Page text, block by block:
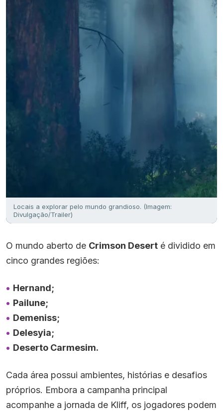
Locais a explorar pelo mundo grandioso. (Imagem:
Divulgação/Trailer)
O mundo aberto de Crimson Desert é dividido em
cinco grandes regiões:
Hernand;
Pailune;
Demeniss;
Delesyia;
Deserto Carmesim.
Cada área possui ambientes, histórias e desafios
próprios. Embora a campanha principal
acompanhe a jornada de Kliff, os jogadores podem